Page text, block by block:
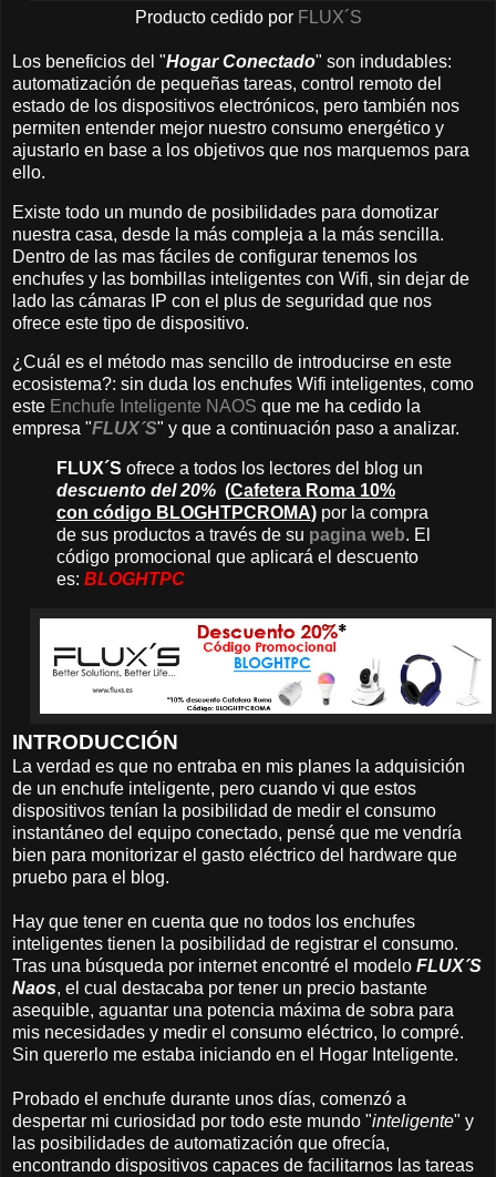
Producto cedido por FLUX´S
Los beneficios del "Hogar Conectado" son indudables:
automatización de pequeñas tareas, control remoto del
estado de los dispositivos electrónicos, pero también nos
permiten entender mejor nuestro consumo energético y
ajustarlo en base a los objetivos que nos marquemos para
ello.
Existe todo un mundo de posibilidades para domotizar
nuestra casa, desde la más compleja a la más sencilla.
Dentro de las mas fáciles de configurar tenemos los
enchufes y las bombillas inteligentes con Wifi, sin dejar de
lado las cámaras IP con el plus de seguridad que nos
ofrece este tipo de dispositivo.
¿Cuál es el método mas sencillo de introducirse en este
ecosistema?: sin duda los enchufes Wifi inteligentes, como
este Enchufe Inteligente NAOS que me ha cedido la
empresa "FLUX´S" y que a continuación paso a analizar.
FLUX´S ofrece a todos los lectores del blog un
descuento del 20% (Cafetera Roma 10%
con código BLOGHTPCROMA) por la compra
de sus productos a través de su pagina web. El
código promocional que aplicará el descuento
es: BLOGHTPC
INTRODUCCIÓN
La verdad es que no entraba en mis planes la adquisición
de un enchufe inteligente, pero cuando vi que estos
dispositivos tenían la posibilidad de medir el consumo
instantáneo del equipo conectado, pensé que me vendría
bien para monitorizar el gasto eléctrico del hardware que
pruebo para el blog.
Hay que tener en cuenta que no todos los enchufes
inteligentes tienen la posibilidad de registrar el consumo.
Tras una búsqueda por internet encontré el modelo FLUX´S
Naos, el cual destacaba por tener un precio bastante
asequible, aguantar una potencia máxima de sobra para
mis necesidades y medir el consumo eléctrico, lo compré.
Sin quererlo me estaba iniciando en el Hogar Inteligente.
Probado el enchufe durante unos días, comenzó a
despertar mi curiosidad por todo este mundo "inteligente" y
las posibilidades de automatización que ofrecía,
encontrando dispositivos capaces de facilitarnos las tareas